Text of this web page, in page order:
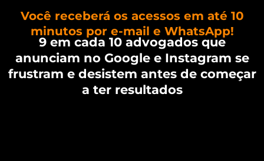
Você receberá os acessos em até 10
minutos por e-mail e WhatsApp!
9 em cada 10 advogados que
anunciam no Google e Instagram se
frustram e desistem antes de começar
a ter resultados